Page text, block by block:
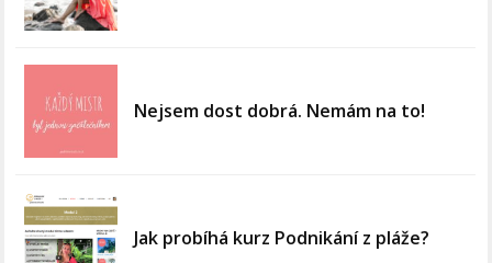
Nejsem dost dobrá. Nemám na to!
Jak probíhá kurz Podnikání z pláže?